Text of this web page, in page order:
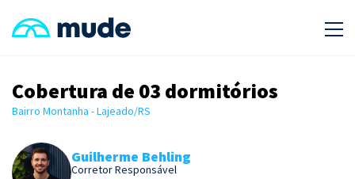
Cobertura de 03 dormitórios
Bairro Montanha - Lajeado/RS
Guilherme Behling
Corretor Responsável